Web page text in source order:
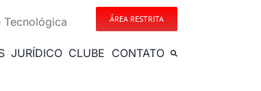
Tecnológica ÁREA RESTRITA
JURÍDICO CLUBE CONTATO